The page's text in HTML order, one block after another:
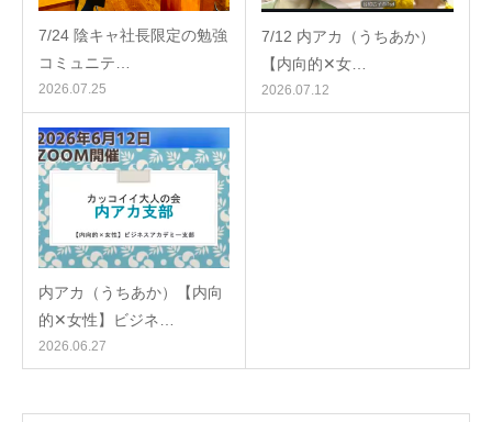
7/24 陰キャ社長限定の勉強
コミュニテ…
2026.07.25
7/12 内アカ（うちあか）
【内向的✕女…
2026.07.12
内アカ（うちあか）【内向
的✕女性】ビジネ…
2026.06.27